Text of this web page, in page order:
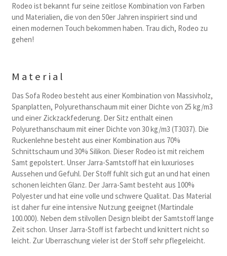
Rodeo ist bekannt fur seine zeitlose Kombination von Farben
und Materialien, die von den 50er Jahren inspiriert sind und
einen modernen Touch bekommen haben. Trau dich, Rodeo zu
gehen!
Material
Das Sofa Rodeo besteht aus einer Kombination von Massivholz,
Spanplatten, Polyurethanschaum mit einer Dichte von 25 kg/m3
und einer Zickzackfederung. Der Sitz enthalt einen
Polyurethanschaum mit einer Dichte von 30 kg/m3 (T3037). Die
Ruckenlehne besteht aus einer Kombination aus 70%
Schnittschaum und 30% Silikon. Dieser Rodeo ist mit reichem
Samt gepolstert. Unser Jarra-Samtstoff hat ein luxurioses
Aussehen und Gefuhl. Der Stoff fuhlt sich gut an und hat einen
schonen leichten Glanz. Der Jarra-Samt besteht aus 100%
Polyester und hat eine volle und schwere Qualitat. Das Material
ist daher fur eine intensive Nutzung geeignet (Martindale
100.000). Neben dem stilvollen Design bleibt der Samtstoff lange
Zeit schon. Unser Jarra-Stoff ist farbecht und knittert nicht so
leicht. Zur Uberraschung vieler ist der Stoff sehr pflegeleicht.